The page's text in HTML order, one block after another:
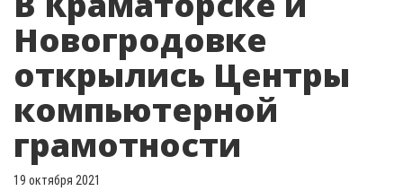
Новогродовке
открылись Центры
компьютерной
грамотности
19 октября 2021